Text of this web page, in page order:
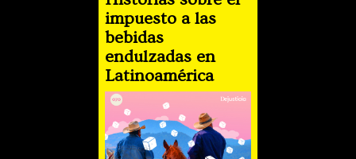
impuesto a las
bebidas
endulzadas en
Latinoamérica